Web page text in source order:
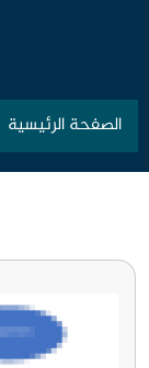
الصفحة الرئيسية